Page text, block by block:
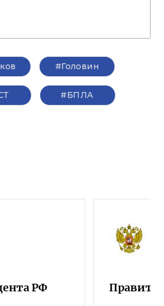
#Головин
#БПЛА
РФ